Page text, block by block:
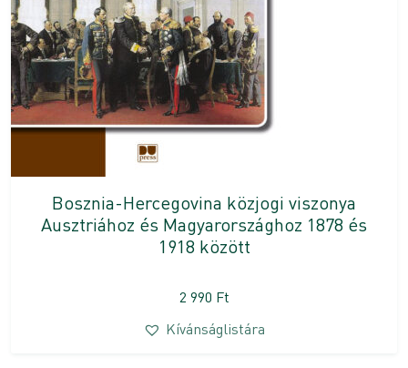
Bosznia-Hercegovina közjogi viszonya
Ausztriához és Magyarországhoz 1878 és
1918 között
2 990 Ft
Kívánságlistára